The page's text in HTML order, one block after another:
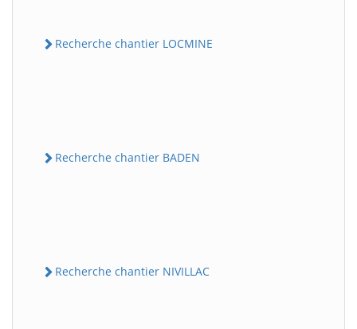
Recherche chantier LOCMINE
Recherche chantier BADEN
Recherche chantier NIVILLAC